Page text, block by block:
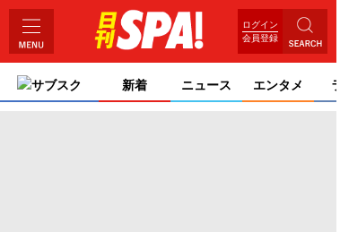
ログイン
会員登録
サブスク 新着 ニュース エンタメ